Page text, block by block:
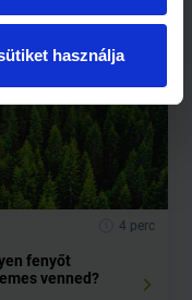
használja
4 perc
fenyőt
venned?